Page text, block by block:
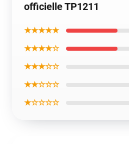
officielle TP1211
★★★★★
★★★★☆
★★★☆☆
★★☆☆☆
★☆☆☆☆